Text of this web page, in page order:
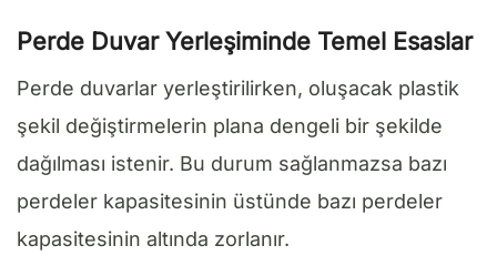
Perde Duvar Yerleşiminde Temel Esaslar
Perde duvarlar yerleştirilirken, oluşacak plastik
şekil değiştirmelerin plana dengeli bir şekilde
dağılması istenir. Bu durum sağlanmazsa bazı
perdeler kapasitesinin üstünde bazı perdeler
kapasitesinin altında zorlanır.